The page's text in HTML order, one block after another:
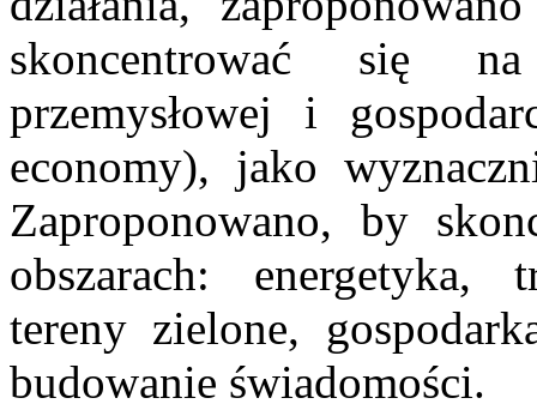
skoncentrować się na
przemysłowej i
economy), jako
Zaproponowano, by
obszarach: energetyka,
tereny zielone,
budowanie świadomości.